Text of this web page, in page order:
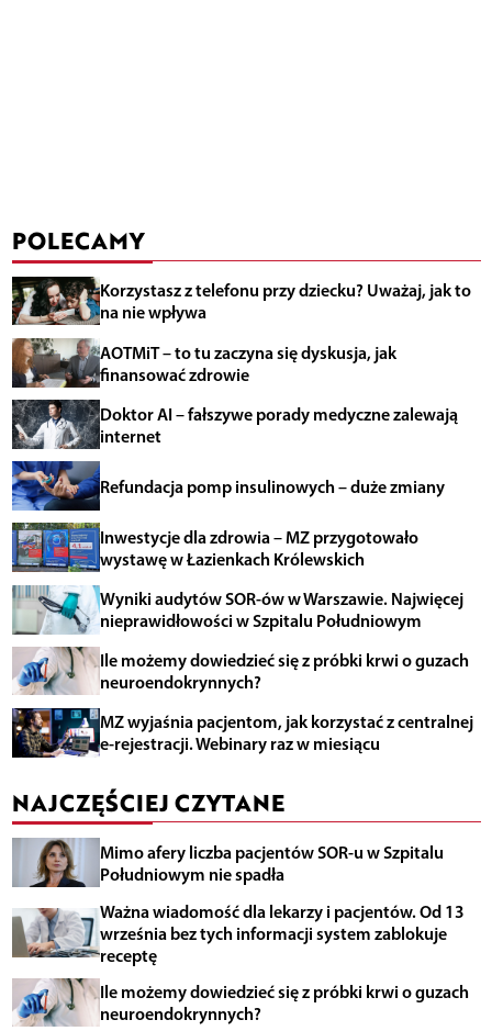
POLECAMY
Korzystasz z telefonu przy dziecku? Uważaj, jak to
na nie wpływa
AOTMiT – to tu zaczyna się dyskusja, jak
finansować zdrowie
Doktor AI – fałszywe porady medyczne zalewają
internet
Refundacja pomp insulinowych – duże zmiany
Inwestycje dla zdrowia – MZ przygotowało
wystawę w Łazienkach Królewskich
Wyniki audytów SOR-ów w Warszawie. Najwięcej
nieprawidłowości w Szpitalu Południowym
Ile możemy dowiedzieć się z próbki krwi o guzach
neuroendokrynnych?
MZ wyjaśnia pacjentom, jak korzystać z centralnej
e-rejestracji. Webinary raz w miesiącu
NAJCZĘŚCIEJ CZYTANE
Mimo afery liczba pacjentów SOR-u w Szpitalu
Południowym nie spadła
Ważna wiadomość dla lekarzy i pacjentów. Od 13
września bez tych informacji system zablokuje
receptę
Ile możemy dowiedzieć się z próbki krwi o guzach
neuroendokrynnych?